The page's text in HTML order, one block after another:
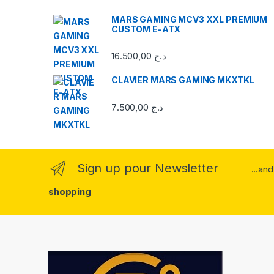
MARS GAMING MCV3 XXL PREMIUM
CUSTOM E-ATX
د.ج
CLAVIER MARS GAMING MKXTKL
د.ج
Sign up pour Newsletter
shopping